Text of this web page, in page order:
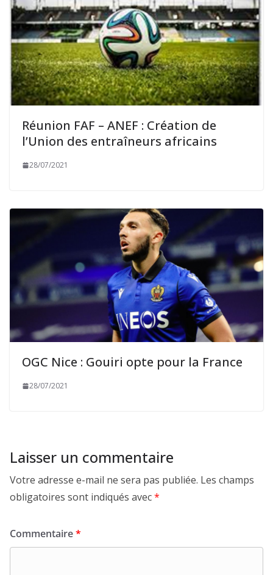
Réunion FAF – ANEF : Création de
l’Union des entraîneurs africains
28/07/2021
OGC Nice : Gouiri opte pour la France
28/07/2021
Laisser un commentaire
Votre adresse e-mail ne sera pas publiée. Les champs
obligatoires sont indiqués avec*
Commentaire*